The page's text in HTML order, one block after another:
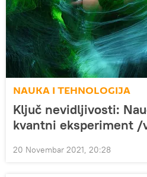
NAUKA I TEHNOLOGIJA
Ključ nevidljivosti:
kvantni eksperiment
20 Novembar 2021, 20:28